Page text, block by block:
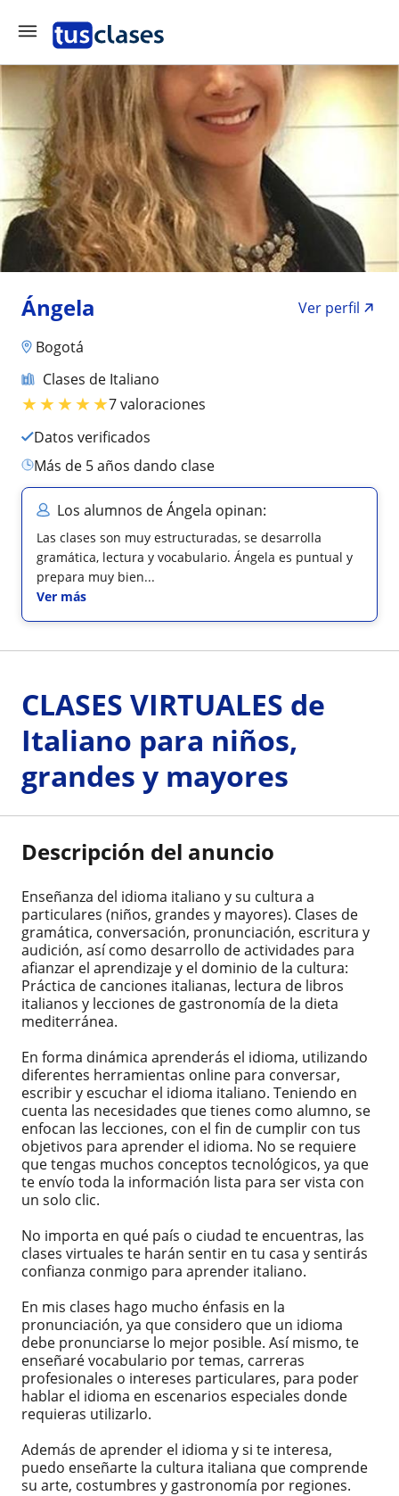
Ángela
Ver perfil
Bogotá
Clases de Italiano
★★★★★7 valoraciones
Datos verificados
más de 5 años dando clase
Los alumnos de Ángela opinan:
Las clases son muy estructuradas, se desarrolla
gramática, lectura y vocabulario. Ángela es puntual y
prepara muy bien...
Ver más
CLASES VIRTUALES de
Italiano para niños,
grandes y mayores
Descripción del anuncio
Enseñanza del idioma italiano y su cultura a
particulares (niños, grandes y mayores). Clases de
gramática, conversación, pronunciación, escritura y
audición, así como desarrollo de actividades para
afianzar el aprendizaje y el dominio de la cultura:
Práctica de canciones italianas, lectura de libros
italianos y lecciones de gastronomía de la dieta
mediterránea.
En forma dinámica aprenderás el idioma, utilizando
diferentes herramientas online para conversar,
escribir y escuchar el idioma italiano. Teniendo en
cuenta las necesidades que tienes como alumno, se
enfocan las lecciones, con el fin de cumplir con tus
objetivos para aprender el idioma. No se requiere
que tengas muchos conceptos tecnológicos, ya que
te envío toda la información lista para ser vista con
un solo clic.
No importa en qué país o ciudad te encuentras, las
clases virtuales te harán sentir en tu casa y sentirás
confianza conmigo para aprender italiano.
En mis clases hago mucho énfasis en la
pronunciación, ya que considero que un idioma
debe pronunciarse lo mejor posible. Así mismo, te
enseñaré vocabulario por temas, carreras
profesionales o intereses particulares, para poder
hablar el idioma en escenarios especiales donde
requieras utilizarlo.
Además de aprender el idioma y si te interesa,
puedo enseñarte la cultura italiana que comprende
su arte, costumbres y gastronomía por regiones.